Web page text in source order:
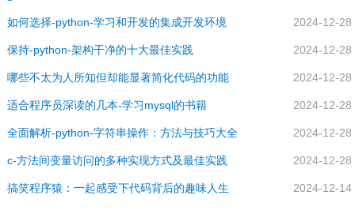
2024-12-28
如何选择-python-学习和开发的集成开发环境
2024-12-28
保持-python-架构干净的十大最佳实践
2024-12-28
哪些不太为人所知但却能显著简化代码的功能
2024-12-28
适合程序员深读的几本-学习mysql的书籍
2024-12-28
全面解析-python-字符串操作：方法与技巧大全
2024-12-28
c-方法间变量访问的多种实现方式及最佳实践
2024-12-14
搞笑程序猿：一起感受下代码背后的趣味人生